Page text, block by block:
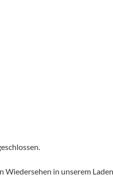
Wiedersehen in unserem